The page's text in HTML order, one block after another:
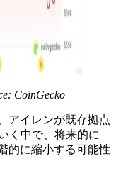
CoinGecko
アイレンが既存拠点
く中で、将来的に
的に縮小する可能性